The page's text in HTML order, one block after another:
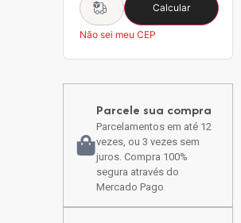
Calcular
Não sei meu CEP
Parcele sua compra
Parcelamentos em até 12
vezes, ou 3 vezes sem
juros. Compra 100%
segura através do
Mercado Pago